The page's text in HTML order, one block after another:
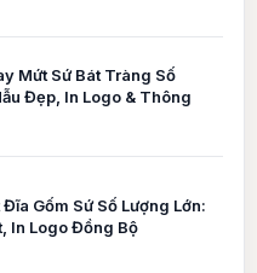
Mứt Sứ Bát Tràng Số
Đẹp, In Logo & Thông
Gốm Sứ Số Lượng Lớn:
In Logo Đồng Bộ